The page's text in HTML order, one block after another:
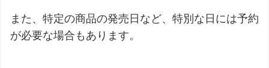
また、特定の商品の発売日など、特別な日には予約
が必要な場合もあります。